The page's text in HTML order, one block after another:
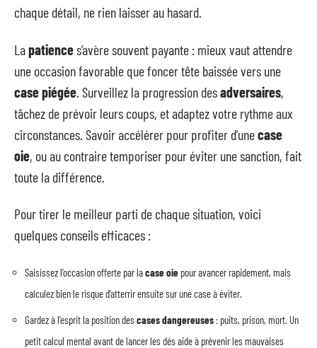
chaque détail, ne rien laisser au hasard.
Lapatiences’avère souvent payante : mieux vaut attendre
une occasion favorable que foncer tête baissée vers une
case piégée . Surveillez la progression desadversaires,
tâchez de prévoir leurs coups, et adaptez votre rythme aux
circonstances. Savoir accélérer pour profiter d’unecase
oie, ou au contraire temporiser pour éviter une sanction, fait
toute la différence.
Pour tirer le meilleur parti de chaque situation, voici
quelques conseils efficaces :
Saisissez l’occasion offerte par lacase oie pour avancer rapidement, mais
calculez bien le risque d’atterrir ensuite sur une case à éviter.
Gardez à l’esprit la position des cases dangereuses : puits, prison, mort. Un
petit calcul mental avant de lancer les dés aide à prévenir les mauvaises